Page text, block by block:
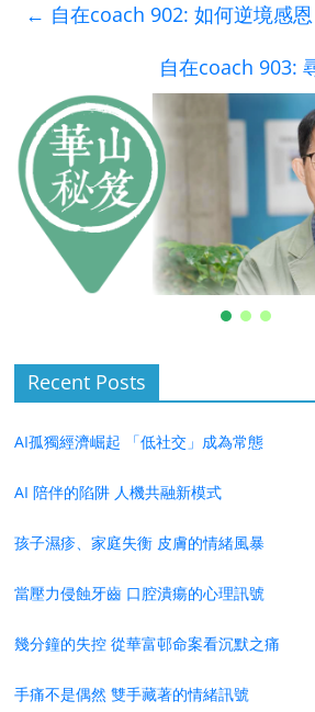
← 自在coach 902: 如何逆境感恩
自在coach 903:
Recent Posts
AI孤獨經濟崛起 「低社交」成為常態
AI 陪伴的陷阱 人機共融新模式
孩子濕疹、家庭失衡 皮膚的情緒風暴
當壓力侵蝕牙齒 口腔潰瘍的心理訊號
幾分鐘的失控 從華富邨命案看沉默之痛
手痛不是偶然 雙手藏著的情緒訊號